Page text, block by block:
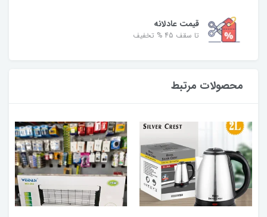
قیمت عادلانه
تا سقف 45 % تخفیف
محصولات مرتبط